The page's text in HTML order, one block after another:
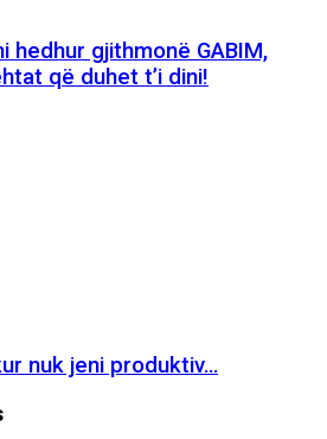
hedhur gjithmonë GABIM,
që duhet t’i dini!
nuk jeni produktiv…